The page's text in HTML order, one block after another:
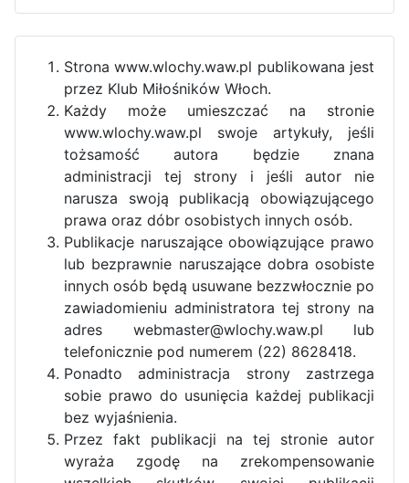
Strona www.wlochy.waw.pl publikowana jest
przez Klub Miłośników Włoch.
Każdy może umieszczać na stronie
www.wlochy.waw.pl swoje artykuły, jeśli
tożsamość autora będzie znana
administracji tej strony i jeśli autor nie
narusza swoją publikacją obowiązującego
prawa oraz dóbr osobistych innych osób.
Publikacje naruszające obowiązujące prawo
lub bezprawnie naruszające dobra osobiste
innych osób będą usuwane bezzwłocznie po
zawiadomieniu administratora tej strony na
adres webmaster@wlochy.waw.pl lub
telefonicznie pod numerem (22) 8628418.
Ponadto administracja strony zastrzega
sobie prawo do usunięcia każdej publikacji
bez wyjaśnienia.
Przez fakt publikacji na tej stronie autor
wyraża zgodę na zrekompensowanie